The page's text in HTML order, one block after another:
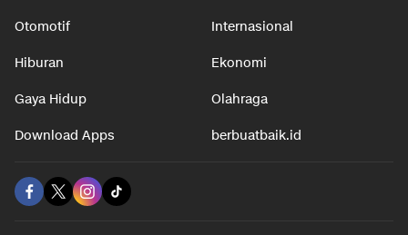
Otomotif Internasional
Hiburan Ekonomi
Gaya Hidup Olahraga
Download Apps berbuatbaik.id